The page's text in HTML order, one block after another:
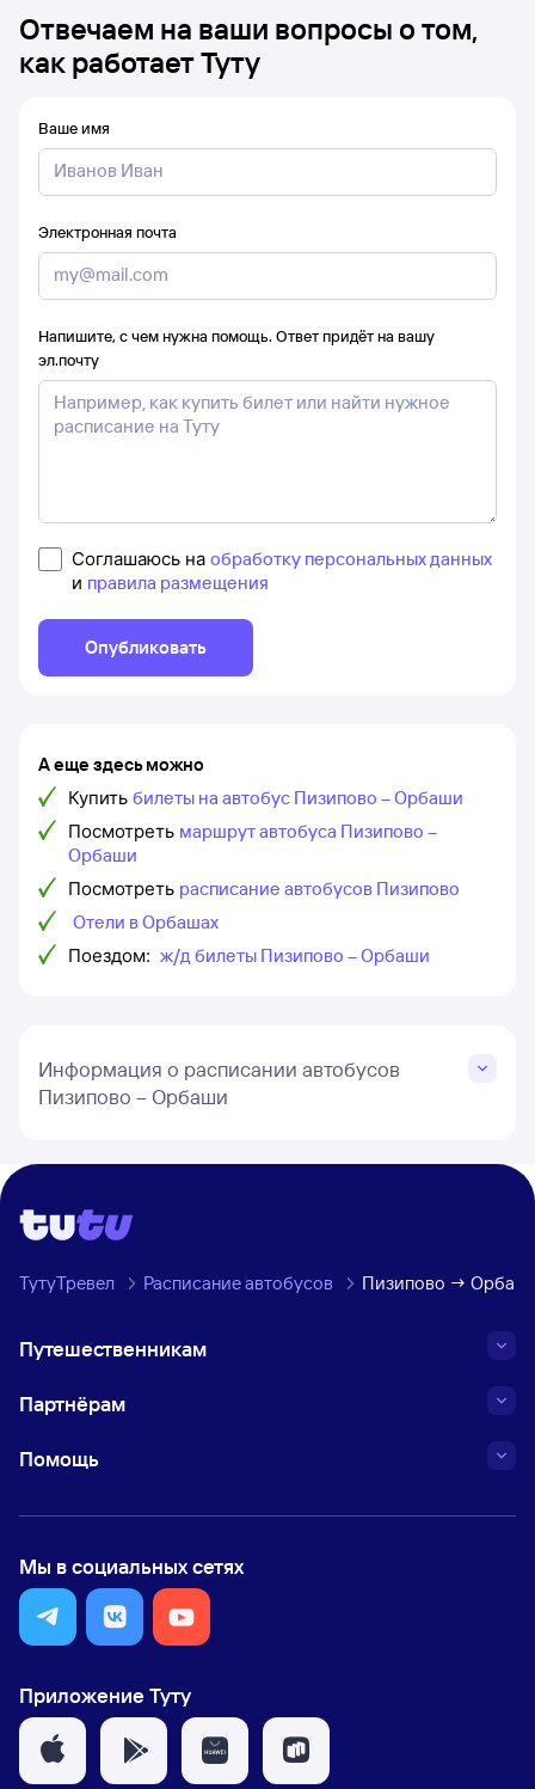
Отвечаем на ваши вопросы о том,
как работает Туту
Ваше имя
Электронная почта
Напишите, с чем нужна помощь. Ответ придёт на вашу
эл.почту
Соглашаюсь на обработку персональных данных
и правила размещения
Опубликовать
А еще здесь можно
Купить билеты на автобус Пизипово – Орбаши
Посмотреть маршрут автобуса Пизипово –
Орбаши
Посмотреть расписание автобусов Пизипово
Отели в Орбашах
Поездом: ж/д билеты Пизипово – Орбаши
Информация о расписании автобусов
Пизипово – Орбаши
ТутуТревел Расписание автобусов Пизипово →
Путешественникам
Партнёрам
Помощь
Мы в социальных сетях
Приложение Туту